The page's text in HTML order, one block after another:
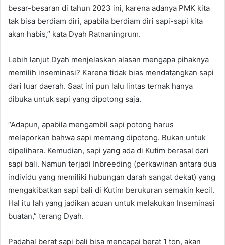
besar-besaran di tahun 2023 ini, karena adanya PMK kita
tak bisa berdiam diri, apabila berdiam diri sapi-sapi kita
akan habis,” kata Dyah Ratnaningrum.
Lebih lanjut Dyah menjelaskan alasan mengapa pihaknya
memilih inseminasi? Karena tidak bias mendatangkan sapi
dari luar daerah. Saat ini pun lalu lintas ternak hanya
dibuka untuk sapi yang dipotong saja.
“Adapun, apabila mengambil sapi potong harus
melaporkan bahwa sapi memang dipotong. Bukan untuk
dipelihara. Kemudian, sapi yang ada di Kutim berasal dari
sapi bali. Namun terjadi Inbreeding (perkawinan antara dua
individu yang memiliki hubungan darah sangat dekat) yang
mengakibatkan sapi bali di Kutim berukuran semakin kecil.
Hal itu lah yang jadikan acuan untuk melakukan Inseminasi
buatan,” terang Dyah.
Padahal berat sapi bali bisa mencapai berat 1 ton, akan